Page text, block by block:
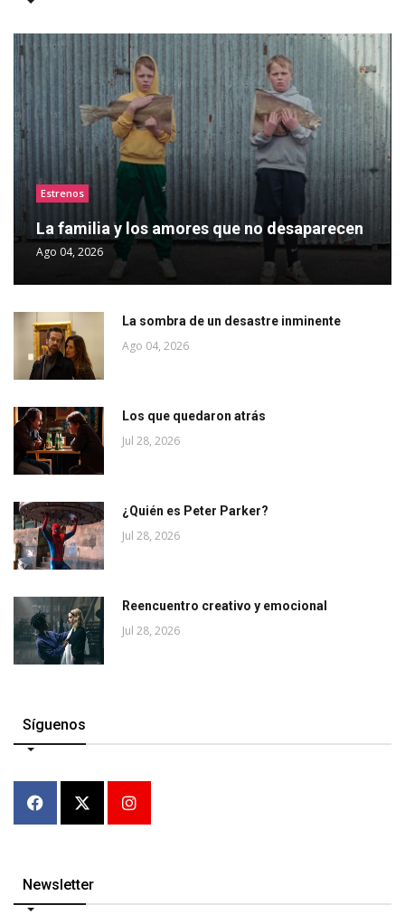
Estrenos
La familia y los amores que no desaparecen
Ago 04, 2026
La sombra de un desastre inminente
Ago 04, 2026
Los que quedaron atrás
Jul 28, 2026
¿Quién es Peter Parker?
Jul 28, 2026
Reencuentro creativo y emocional
Jul 28, 2026
Síguenos
Newsletter